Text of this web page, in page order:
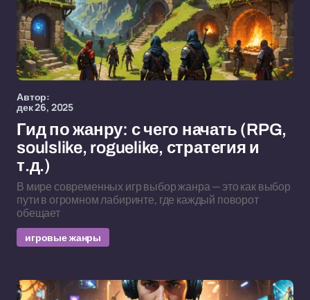
Автор:
дек 26, 2025
Гид по жанру: с чего начать (RPG,
soulslike, roguelike, стратегия и
т.д.)
В мире современных игр выбор жанра — это как выбор
пути в огромном лабиринте, где каждый поворот
обещает
игровые жанры